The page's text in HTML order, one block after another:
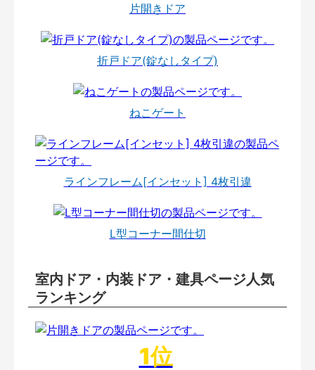
片開きドア
折戸ドア(錠なしタイプ)
ねこゲート
ラインフレーム[インセット] 4枚引違
L型コーナー間仕切
室内ドア・内装ドア・建具ページ人気
ランキング